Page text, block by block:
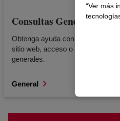
Consultas Generales
Obtenga ayuda con el registro de
sitio web, acceso o búsqueda de
generales.
General
“Ver más